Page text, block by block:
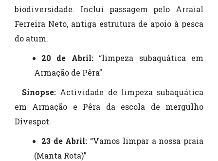
biodiversidade. Inclui passagem pelo Arraial
Ferreira Neto, antiga estrutura de apoio à pesca
do atum.
20 de Abril: “limpeza subaquática em
Armação de Pêra”
Sinopse: Actividade de limpeza subaquática
em Armação e Pêra da escola de mergulho
Divespot.
23 de Abril: “Vamos limpar a nossa praia
(Manta Rota)”